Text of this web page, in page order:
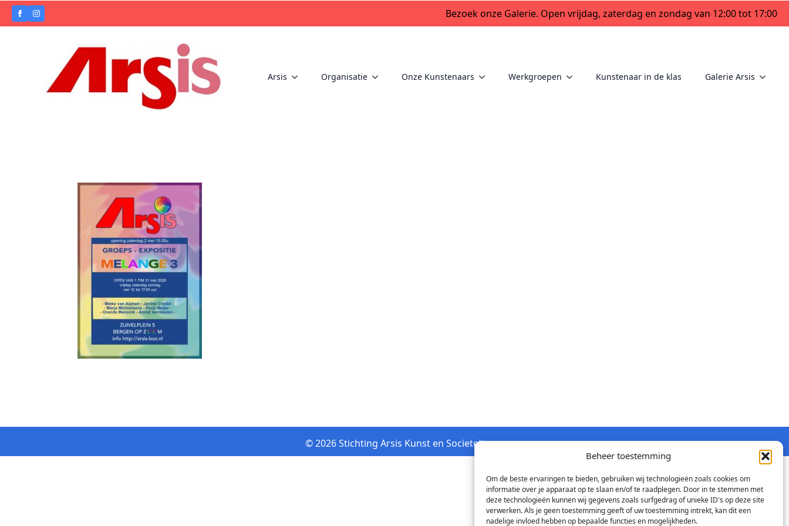
Beheer toestemming
Om de beste ervaringen te bieden, gebruiken wij technologieën zoals cookies om
informatie over je apparaat op te slaan en/of te raadplegen. Door in te stemmen met
deze technologieën kunnen wij gegevens zoals surfgedrag of unieke ID's op deze site
verwerken. Als je geen toestemming geeft of uw toestemming intrekt, kan dit een
nadelige invloed hebben op bepaalde functies en mogelijkheden.
Bezoek onze Galerie. Open vrijdag, zaterdag en zondag van 12:00 tot 17:00
Arsis Organisatie Onze Kunstenaars Werkgroepen Kunstenaar in de klas Galerie Arsis
© 2026 Stichting Arsis Kunst en Societeit